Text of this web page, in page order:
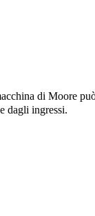
di Moore
dagli ingressi.